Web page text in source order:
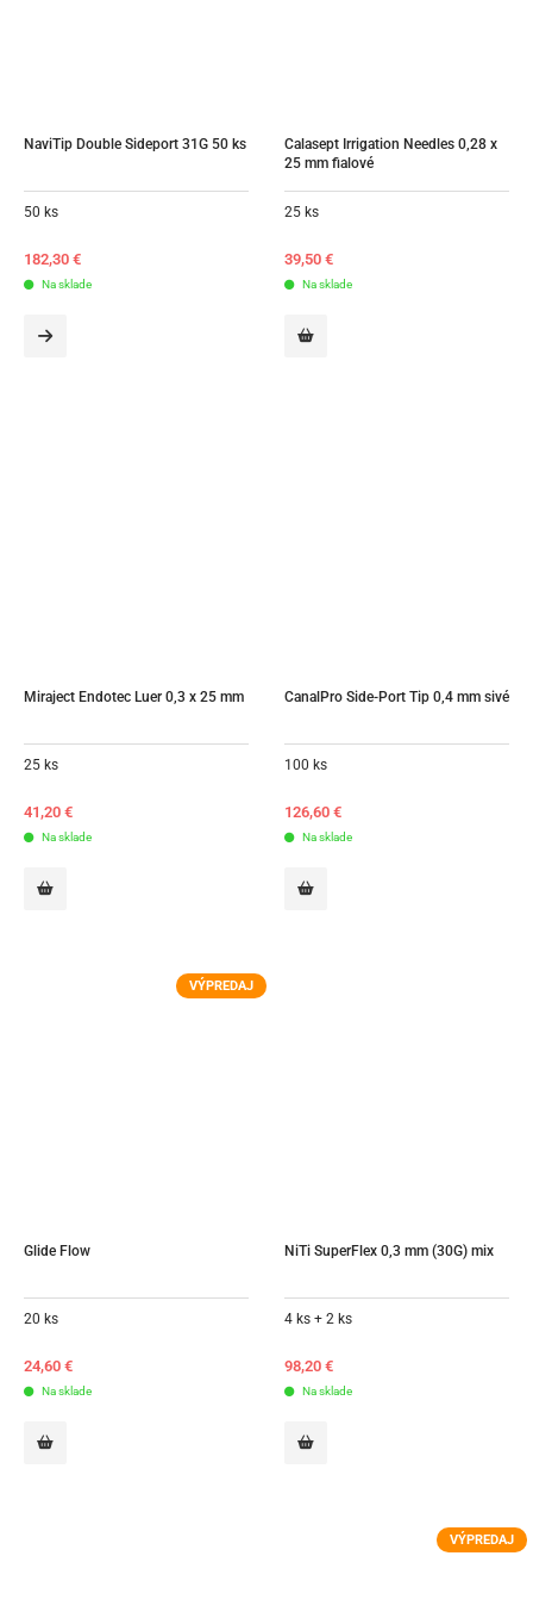
NaviTip Double Sideport 31G 50 ks
50 ks
182,30 €
Na sklade
Calasept Irrigation Needles 0,28 x
25 mm fialové
25 ks
39,50 €
Na sklade
Miraject Endotec Luer 0,3 x 25 mm
25 ks
41,20 €
Na sklade
CanalPro Side-Port Tip 0,4 mm sivé
100 ks
126,60 €
Na sklade
VÝPREDAJ
Glide Flow
20 ks
24,60 €
Na sklade
NiTi SuperFlex 0,3 mm (30G) mix
4 ks + 2 ks
98,20 €
Na sklade
VÝPREDAJ